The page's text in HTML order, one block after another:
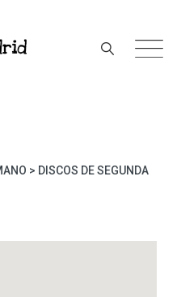
> DISCOS DE SEGUNDA